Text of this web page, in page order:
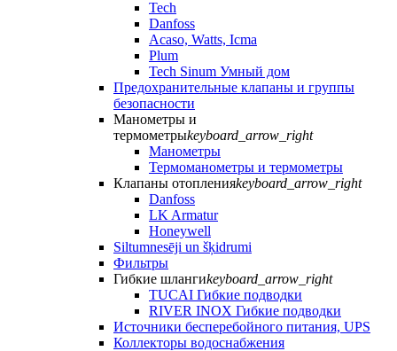
Tech
Danfoss
Acaso, Watts, Icma
Plum
Tech Sinum Умный дом
Предохранительные клапаны и группы
безопасности
Манометры и
термометрыkeyboard_arrow_right
Манометры
Термоманометры и термометры
Клапаны отопленияkeyboard_arrow_right
Danfoss
LK Armatur
Honeywell
Siltumnesēji un šķidrumi
Фильтры
Гибкие шлангиkeyboard_arrow_right
TUCAI Гибкие подводки
RIVER INOX Гибкие подводки
Источники бесперебойного питания, UPS
Коллекторы водоснабжения